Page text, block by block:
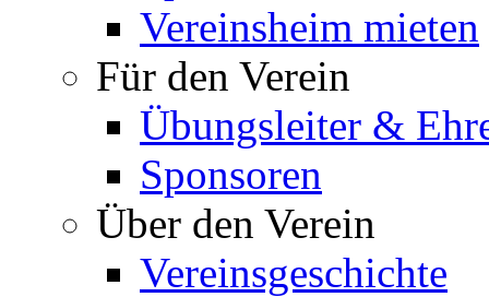
Vereinsheim mieten
Für den Verein
Übungsleiter &
Sponsoren
Über den Verein
Vereinsgeschichte